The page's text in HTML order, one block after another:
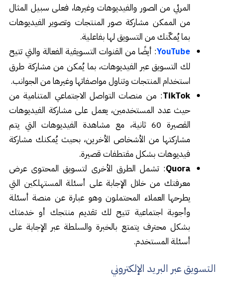
المرئي من الصور والفيديوهات وغيرها، فعلى سبيل المثال
من الممكن مشاركة صور المنتجات وتصوير الفيديوهات
بما يُمكّنك من التسويق لها بفاعلية.
YouTube: أيضًا من القنوات التسويقية الفعالة والتي تتيح
لك التسويق عبر الفيديوهات، بما يُمكن من مشاركة طرق
استخدام المنتجات وتناول مواصفاتها وغيرها من الجوانب.
TikTok: من منصات التواصل الاجتماعي المتنامية من
حيث عدد المستخدمين، يعمل على مشاركة الفيديوهات
القصيرة 60 ثانية، مع مشاهدة الفيديوهات التي يتم
مشاركتها من الأشخاص الأخرين، بحيث يُمكنك مشاركة
فيديوهات بشكل مقتطفات قصيرة.
Quora: تشمل الطرق الأخرى لتسويق المحتوى عرض
معرفتك من خلال الإجابة على أسئلة المستهلكين التي
يطرحها العملاء المحتملون وهو عبارة عن منصة أسئلة
وأجوبة اجتماعية تتيح لك تقديم منتجك أو خدمتك
بشكل محترف يتمتع بالخبرة والسلطة عبر الإجابة على
أسئلة المستخدم.
التسويق عبر البريد الإلكتروني